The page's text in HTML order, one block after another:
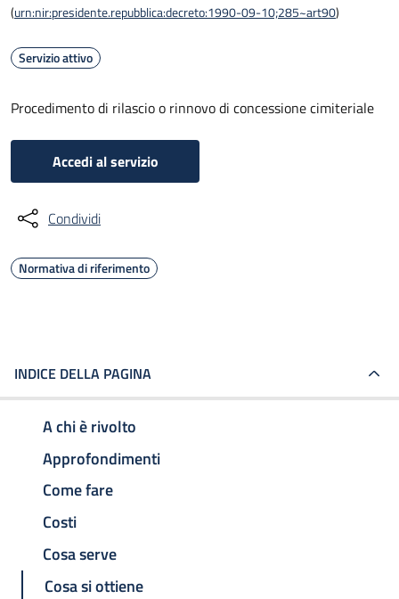
(urn:nir:presidente.repubblica:decreto:1990-09-10;285~art90)
Servizio attivo
Procedimento di rilascio o rinnovo di concessione cimiteriale
Accedi al servizio
Condividi
Normativa di riferimento
INDICE DELLA PAGINA
A chi è rivolto
Approfondimenti
Come fare
Costi
Cosa serve
Cosa si ottiene